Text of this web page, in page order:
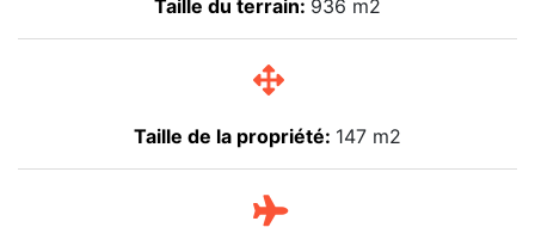
Taille du terrain: 936 m2
Taille de la propriété: 147 m2